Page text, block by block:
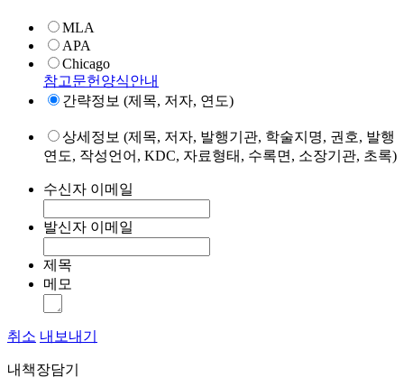
MLA
APA
Chicago
참고문헌양식안내
간략정보 (제목, 저자, 연도)
상세정보 (제목, 저자, 발행기관, 학술지명, 권호, 발행
연도, 작성언어, KDC, 자료형태, 수록면, 소장기관, 초록)
수신자 이메일
발신자 이메일
제목
메모
취소 내보내기
내책장담기